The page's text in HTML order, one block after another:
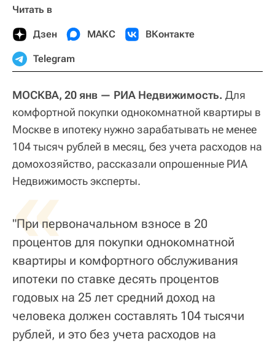
Читать в
Дзен МАКС ВКонтакте
Telegram
МОСКВА, 20 янв — РИА Недвижимость. Для
комфортной покупки однокомнатной квартиры в
Москве в ипотеку нужно зарабатывать не менее
104 тысяч рублей в месяц, без учета расходов на
домохозяйство, рассказали опрошенные РИА
Недвижимость эксперты.
«
"При первоначальном взносе в 20
процентов для покупки однокомнатной
квартиры и комфортного обслуживания
ипотеки по ставке десять процентов
годовых на 25 лет средний доход на
человека должен составлять 104 тысячи
рублей, и это без учета расходов на